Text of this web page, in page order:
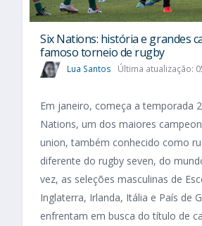
Six Nations​: história e grandes
famoso torneio de rugby
Lua Santos Última atualização:
Em janeiro, começa a temporada
Nations, um dos maiores
union, também conhecido como
diferente do rugby seven, do
vez, as seleções masculinas de
Inglaterra, Irlanda, Itália e País de
enfrentam em busca do título de